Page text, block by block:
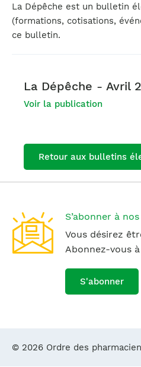
La Dépêche est un bulletin
(formations, cotisations,
ce bulletin.
La Dépêche - Avril
Voir la publication
Retour aux bulletins
S’abonner à
Vous désirez
Abonnez-vous
S'abonner
© 2026 Ordre des